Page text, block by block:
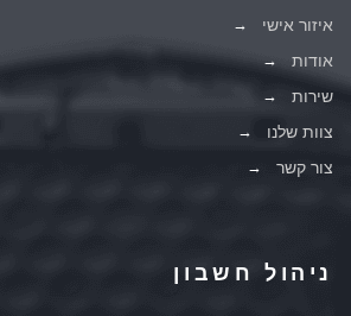
איזור אישי
אודות
שירות
צוות שלנו
צור קשר
ניהול חשבון